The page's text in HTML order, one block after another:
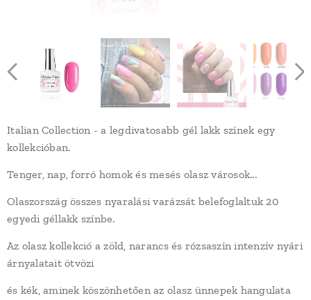
Italian Collection - a legdivatosabb gél lakk színek egy
kollekcióban.
Tenger, nap, forró homok és mesés olasz városok...
Olaszország összes nyaralási varázsát belefoglaltuk 20
egyedi géllakk színbe.
Az olasz kollekció a zöld, narancs és rózsaszín intenzív nyári
árnyalatait ötvözi
és kék, aminek köszönhetően az olasz ünnepek hangulata